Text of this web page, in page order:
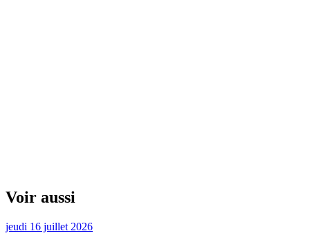
Voir aussi
jeudi 16 juillet 2026